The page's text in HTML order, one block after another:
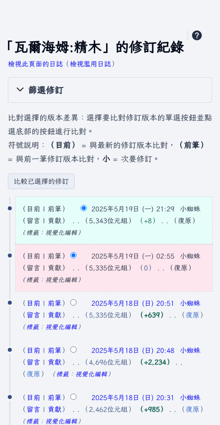
「瓦爾海姆:精木」的修訂紀錄
檢視此頁面的日誌 ​（檢視濫用日誌）
篩選修訂
比對選擇的版本差異：選擇要比對修訂版本的單選按鈕並點
選底部的按鈕進行比對。
符號說明：
（目前） = 與最新的修訂版本比對，
（前筆）
= 與前一筆修訂版本比對， 小 = 次要修訂。
2
年
月
1
星
)
目前 前筆 2025年5月19日 (一) 21:29
小蜘蛛
留言
貢獻 5,343位元組
+8
無
編
輯
摘
要
復原
標籤： 視覺化編輯
目前 前筆 2025年5月19日 (一) 02:55
小蜘蛛
留言
貢獻 5,335位元組
0
無
編
輯
摘
要
復原
標籤： 視覺化編輯
2
年
1
目前 前筆 2025年5月18日 (日) 20:51
小蜘蛛
留言
貢獻 5,335位元組
+639
無
輯
摘
要
復原
標籤： 視覺化編輯
目前 前筆 2025年5月18日 (日) 20:48
小蜘蛛
留言
貢獻 4,696位元組
+2,234
無
輯
摘
要
復原 標籤： 視覺化編輯
目前 前筆 2025年5月18日 (日) 20:31
小蜘蛛
留言
貢獻 2,462位元組
+985
無
復原
標籤： 視覺化編輯